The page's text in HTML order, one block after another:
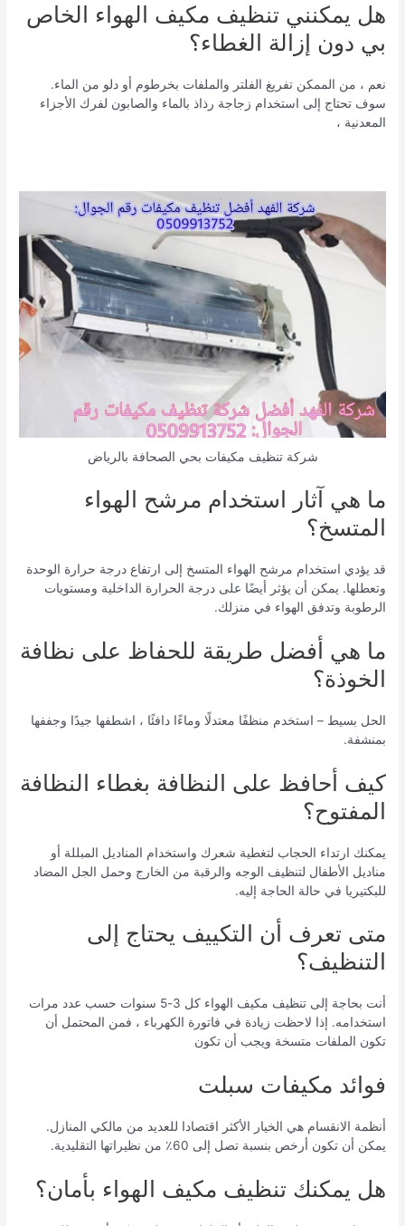
هل يمكنني تنظيف مكيف الهواء الخاص
بي دون إزالة الغطاء؟
نعم ، من الممكن تفريغ الفلتر والملفات بخرطوم أو دلو من الماء.
سوف تحتاج إلى استخدام زجاجة رذاذ بالماء والصابون لفرك الأجزاء
المعدنية ،
شركة تنظيف مكيفات بحي الصحافة بالرياض
ما هي آثار استخدام مرشح الهواء
المتسخ؟
قد يؤدي استخدام مرشح الهواء المتسخ إلى ارتفاع درجة حرارة الوحدة
وتعطلها. يمكن أن يؤثر أيضًا على درجة الحرارة الداخلية ومستويات
الرطوبة وتدفق الهواء في منزلك.
ما هي أفضل طريقة للحفاظ على نظافة
الخوذة؟
الحل بسيط – استخدم منظفًا معتدلًا وماءًا دافئًا ، اشطفها جيدًا وجففها
بمنشفة.
كيف أحافظ على النظافة بغطاء النظافة
المفتوح؟
يمكنك ارتداء الحجاب لتغطية شعرك واستخدام المناديل المبللة أو
مناديل الأطفال لتنظيف الوجه والرقبة من الخارج وحمل الجل المضاد
للبكتيريا في حالة الحاجة إليه.
متى تعرف أن التكييف يحتاج إلى
التنظيف؟
أنت بحاجة إلى تنظيف مكيف الهواء كل 3-5 سنوات حسب عدد مرات
استخدامه. إذا لاحظت زيادة في فاتورة الكهرباء ، فمن المحتمل أن
تكون الملفات متسخة ويجب أن تكون
فوائد مكيفات سبلت
أنظمة الانقسام هي الخيار الأكثر اقتصادا للعديد من مالكي المنازل.
يمكن أن تكون أرخص بنسبة تصل إلى 60٪ من نظيراتها التقليدية.
هل يمكنك تنظيف مكيف الهواء بأمان؟